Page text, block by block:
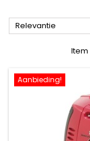
Relevantie
Item
Aanbieding!